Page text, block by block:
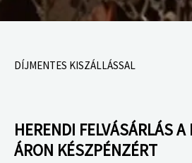
DÍJMENTES KISZÁLLÁSSAL
HERENDI FELVÁSÁRLÁS
ÁRON KÉSZPÉNZÉRT